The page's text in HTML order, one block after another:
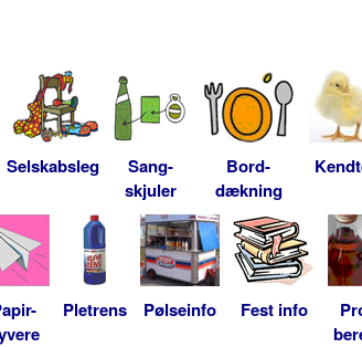
Selskabsleg
Sang-
skjuler
Bord-
dækning
Pletrens Pølseinfo Fest info